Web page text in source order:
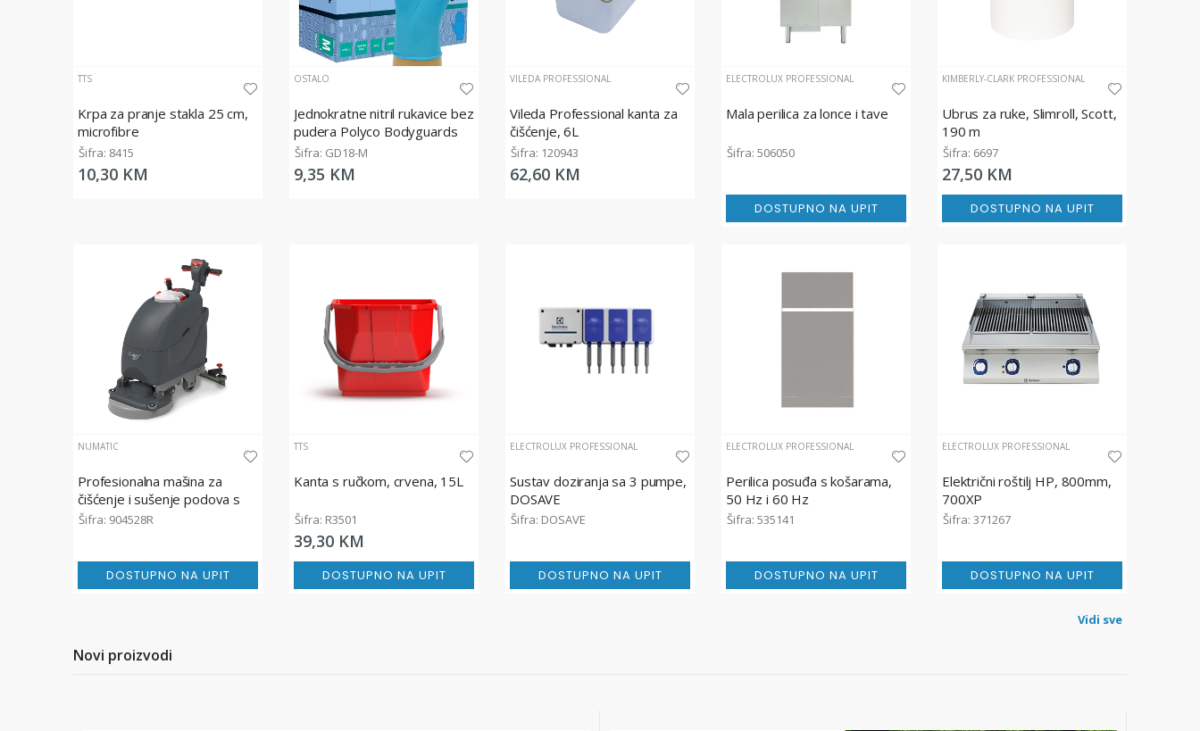
TTS
Krpa za pranje stakla 25 cm,
microfibre
Šifra: 8415
10,30 KM
OSTALO
Jednokratne nitril rukavice bez
pudera Polyco Bodyguards
GD18, plave, 100/1
Šifra: GD18-M
9,35 KM
VILEDA PROFESSIONAL
Vileda Professional kanta za
čišćenje, 6L
Šifra: 120943
62,60 KM
ELECTROLUX PROFESSIONAL
Mala perilica za lonce i tave
Šifra: 506050
DOSTUPNO NA UPIT
KIMBERLY-CLARK PROFESSIONAL
Ubrus za ruke, Slimroll, Scott,
190 m
Šifra: 6697
27,50 KM
DOSTUPNO NA UPIT
NUMATIC
Profesionalna mašina za
čišćenje i sušenje podova s
litijum baterijom, TBL4055
Šifra: 904528R
DOSTUPNO NA UPIT
TTS
Kanta s ručkom, crvena, 15L
Šifra: R3501
39,30 KM
DOSTUPNO NA UPIT
ELECTROLUX PROFESSIONAL
Sustav doziranja sa 3 pumpe,
DOSAVE
Šifra: DOSAVE
DOSTUPNO NA UPIT
ELECTROLUX PROFESSIONAL
Perilica posuđa s košarama,
50 Hz i 60 Hz
Šifra: 535141
DOSTUPNO NA UPIT
ELECTROLUX PROFESSIONAL
Električni roštilj HP, 800mm,
700XP
Šifra: 371267
DOSTUPNO NA UPIT
Vidi sve
Novi proizvodi